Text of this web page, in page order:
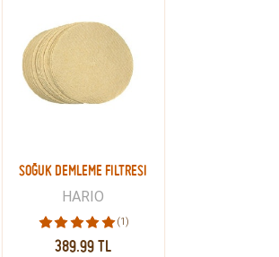
SOĞUK DEMLEME FILTRESI
HARIO
(1)
389.99 TL